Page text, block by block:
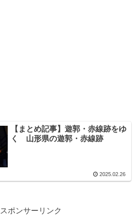
【まとめ記事】遊郭・赤線跡をゆ
く 山形県の遊郭・赤線跡
2025.02.26
スポンサーリンク